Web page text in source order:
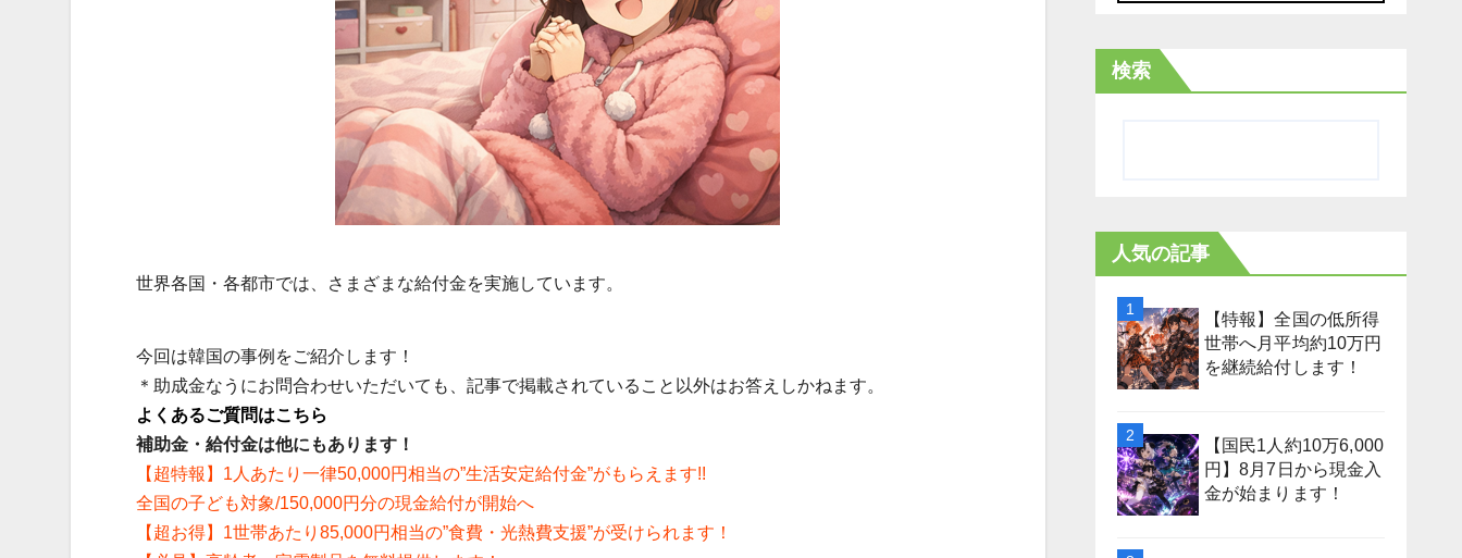
世界各国・各都市では、さまざまな給付金を実施しています。
今回は韓国の事例をご紹介します！
＊助成金なうにお問合わせいただいても、記事で掲載されていること以外はお答えしかねます。
よくあるご質問はこちら
補助金・給付金は他にもあります！
【超特報】1人あたり一律50,000円相当の”生活安定給付金”がもらえます!!
全国の子ども対象/150,000円分の現金給付が開始へ
【超お得】1世帯あたり85,000円相当の”食費・光熱費支援”が受けられます！
検索
人気の記事
【特報】全国の低所得
世帯へ月平均約10万円
を継続給付します！
【国民1人約10万6,000
円】8月7日から現金入
金が始まります！